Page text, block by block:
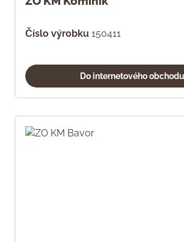
Číslo výrobku 150411
Do internetového